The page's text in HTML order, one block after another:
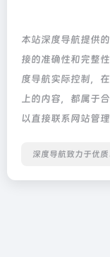
本站深度导航提供
接的准确性和完整
度导航实际控制，
上的内容，都属于
以直接联系网站管
深度导航致力于优